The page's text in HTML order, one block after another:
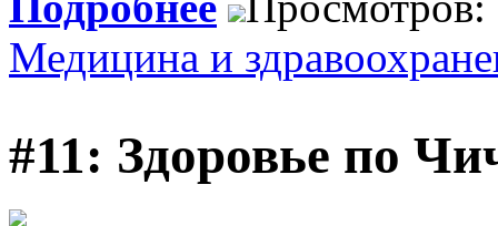
Медицина и
#11: Здоровье по